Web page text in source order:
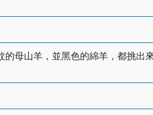
母山羊，並黑色的綿羊，都挑出